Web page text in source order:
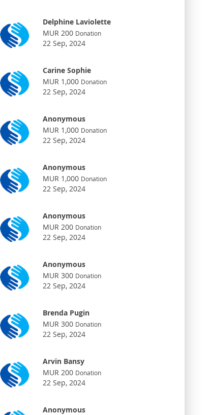
Delphine Laviolette
MUR 200 Donation
22 Sep, 2024
Carine Sophie
MUR 1,000 Donation
22 Sep, 2024
Anonymous
MUR 1,000 Donation
22 Sep, 2024
Anonymous
MUR 1,000 Donation
22 Sep, 2024
Anonymous
MUR 200 Donation
22 Sep, 2024
Anonymous
MUR 300 Donation
22 Sep, 2024
Brenda Pugin
MUR 300 Donation
22 Sep, 2024
Arvin Bansy
MUR 200 Donation
22 Sep, 2024
Anonymous